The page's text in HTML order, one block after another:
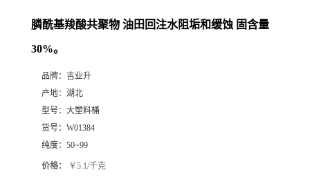
膦酰基羧酸共聚物 油田回注水阻垢和缓蚀 固含量
30%。
品牌： 吉业升
产地： 湖北
型号： 大塑料桶
货号： W01384
纯度： 50~99
价格： ￥5.1/千克